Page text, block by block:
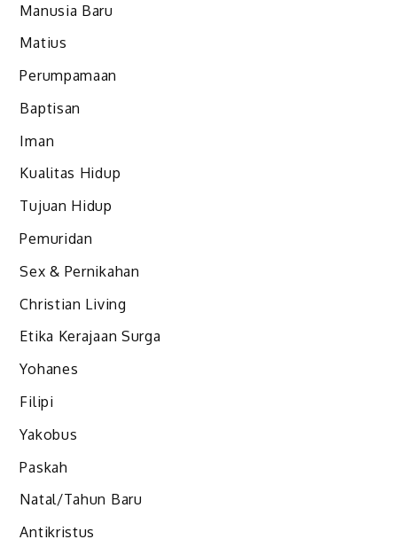
Manusia Baru
Matius
Perumpamaan
Baptisan
Iman
Kualitas Hidup
Tujuan Hidup
Pemuridan
Sex & Pernikahan
Christian Living
Etika Kerajaan Surga
Yohanes
Filipi
Yakobus
Paskah
Natal/Tahun Baru
Antikristus